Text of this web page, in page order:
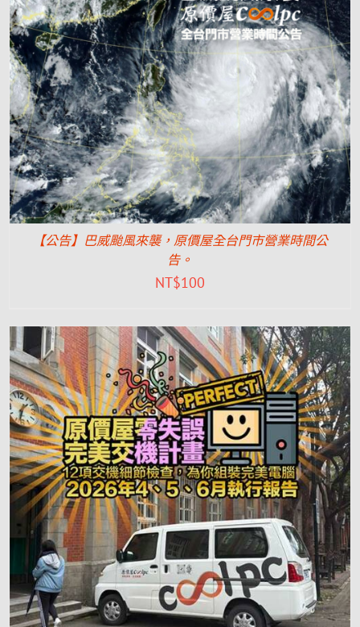
【公告】巴威颱風來襲，原價屋全台門市營業時間公
告。
NT$100